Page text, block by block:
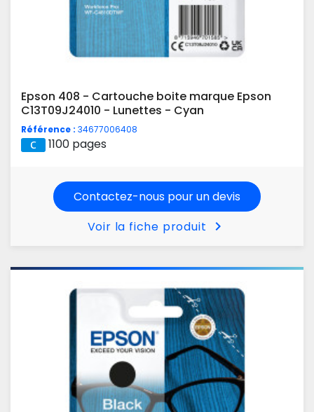
Epson 408 - Cartouche boite marque Epson
C13T09J24010 - Lunettes - Cyan
Référence : 34677006408
1100 pages
Contactez-nous pour un devis
Voir la fiche produit
chevron_right